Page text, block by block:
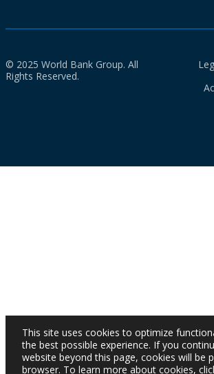
© 2025 World Bank Group. All
Rights Reserved.
This site uses cookies to optimize
the best possible experience. If you
website beyond this page, cookies will be
browser. To learn more about cookies,